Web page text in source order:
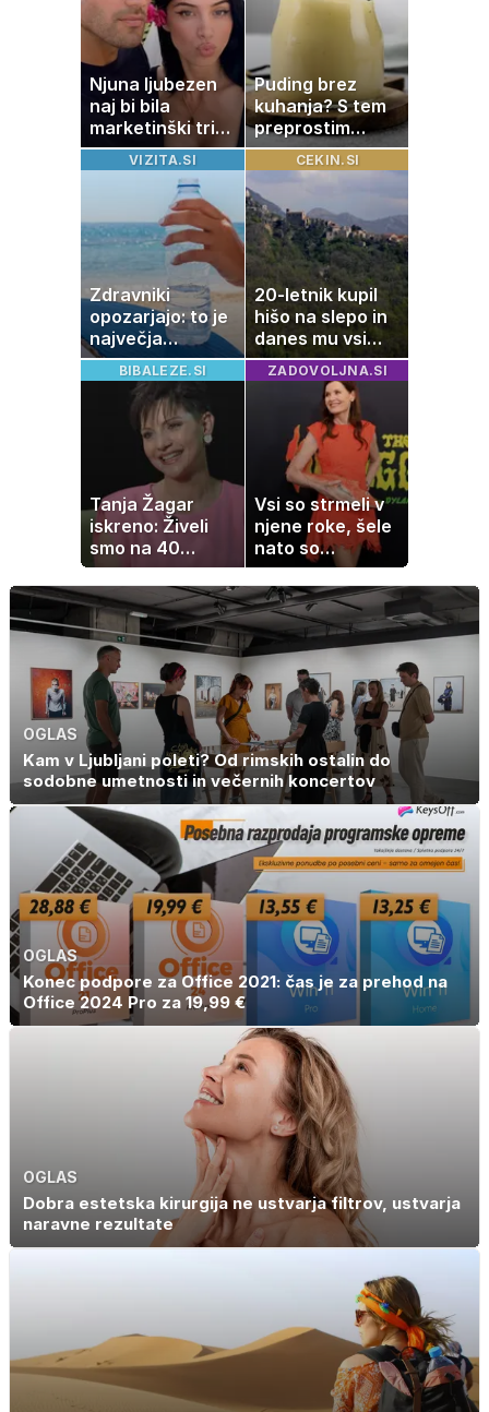
Njuna ljubezen
naj bi bila
marketinški trik,
tako se odzivata
na govorice
Puding brez
kuhanja? S tem
preprostim
trikom bo
pripravljen v
nekaj minutah
VIZITA.SI
Zdravniki
opozarjajo: to je
največja
napaka, ki jo
ljudje delajo med
vročino
CEKIN.SI
20-letnik kupil
hišo na slepo in
danes mu vsi
zavidajo
BIBALEZE.SI
Tanja Žagar
iskreno: Živeli
smo na 40
kvadratih, a
imela sem vse,
kar otrok
potrebuje
ZADOVOLJNA.SI
Vsi so strmeli v
njene roke, šele
nato so
ugotovili, kaj drži
OGLAS
Kam v Ljubljani poleti? Od rimskih ostalin do
sodobne umetnosti in večernih koncertov
OGLAS
Konec podpore za Office 2021: čas je za prehod na
Office 2024 Pro za 19,99 €
OGLAS
Dobra estetska kirurgija ne ustvarja filtrov, ustvarja
naravne rezultate